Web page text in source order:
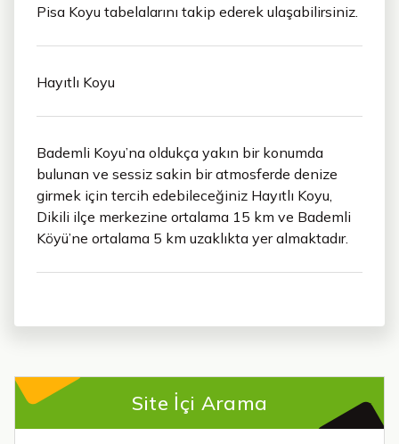
Pisa Koyu tabelalarını takip ederek ulaşabilirsiniz.
Hayıtlı Koyu
Bademli Koyu’na oldukça yakın bir konumda
bulunan ve sessiz sakin bir atmosferde denize
girmek için tercih edebileceğiniz Hayıtlı Koyu,
Dikili ilçe merkezine ortalama 15 km ve Bademli
Köyü’ne ortalama 5 km uzaklıkta yer almaktadır.
Site İçi Arama